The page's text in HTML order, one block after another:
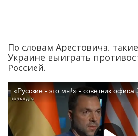
По словам Арестовича,
Украине выиграть
Россией.